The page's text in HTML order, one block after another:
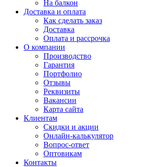
На балкон
Доставка и оплата
Как сделать заказ
Доставка
Оплата и рассрочка
О компании
Производство
Гарантия
Портфолио
Отзывы
Реквизиты
Вакансии
Карта сайта
Клиентам
Скидки и акции
Онлайн-калькулятор
Вопрос-ответ
Оптовикам
Контакты